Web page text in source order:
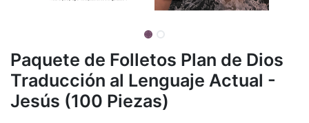
Paquete de Folletos Plan de Dios
Traducción al Lenguaje Actual -
Jesús (100 Piezas)